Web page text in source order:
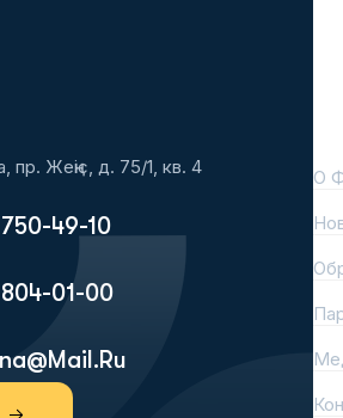
пр. Жеңіс, д. 75/1, кв. 4
49-10
804-01-00
О